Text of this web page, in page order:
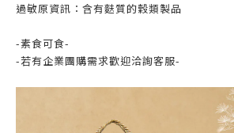
過敏原資訊：含有麩質的穀類製品
-素食可食-
-若有企業團購需求歡迎洽詢客服-